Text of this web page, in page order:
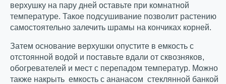
верхушку на пару дней оставьте при комнатной
температуре. Такое подсушивание позволит растению
самостоятельно залечить шрамы на кончиках корней.
Затем основание верхушки опустите в емкость с
отстоянной водой и поставьте вдали от сквозняков,
обогревателей и мест с перепадом температур. Можно
также накрыть емкость с ананасом стеклянной банкой